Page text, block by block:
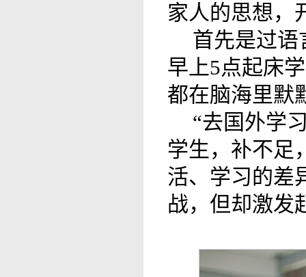
家人的思想，
首先是过语
早上5点起床
都在脑海里默
“去国外学
学生，补不足
活、学习的差
战，但却激发